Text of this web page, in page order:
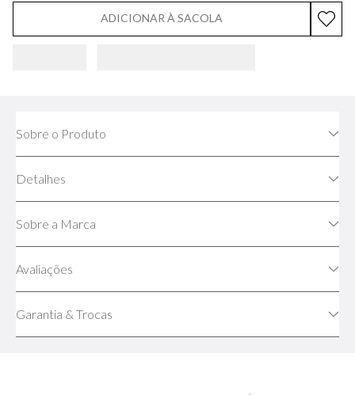
ADICIONAR À SACOLA
Sobre o Produto
Detalhes
Sobre a Marca
Avaliações
Garantia & Trocas